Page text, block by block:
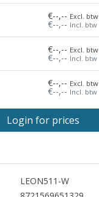
€--,-- Excl. btw
€--,-- Incl. btw
€--,-- Excl. btw
€--,-- Incl. btw
€--,-- Excl. btw
€--,-- Incl. btw
Login for prices
LEON511-W